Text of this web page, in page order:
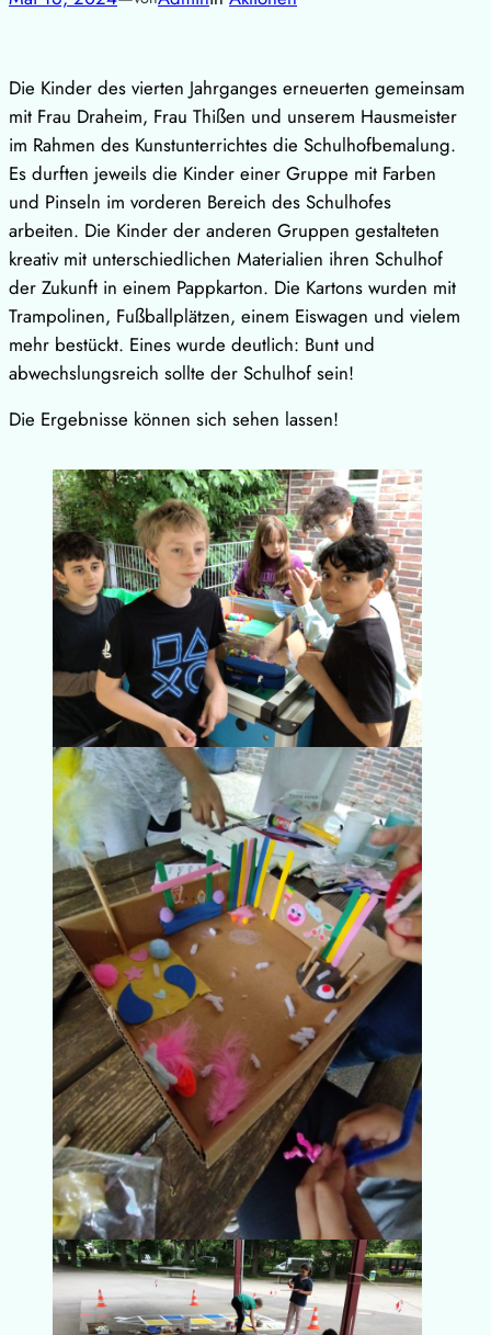
Die Kinder des vierten Jahrganges erneuerten gemeinsam
mit Frau Draheim, Frau Thißen und unserem Hausmeister
im Rahmen des Kunstunterrichtes die Schulhofbemalung.
Es durften jeweils die Kinder einer Gruppe mit Farben
und Pinseln im vorderen Bereich des Schulhofes
arbeiten. Die Kinder der anderen Gruppen gestalteten
kreativ mit unterschiedlichen Materialien ihren Schulhof
der Zukunft in einem Pappkarton. Die Kartons wurden mit
Trampolinen, Fußballplätzen, einem Eiswagen und vielem
mehr bestückt. Eines wurde deutlich: Bunt und
abwechslungsreich sollte der Schulhof sein!
Die Ergebnisse können sich sehen lassen!